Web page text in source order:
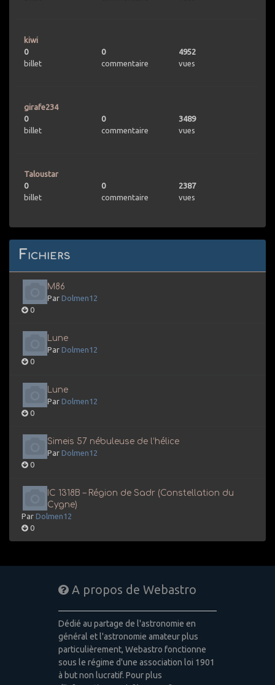
kiwi
0
billet
0
commentaire
4952
vues
girafe234
0
billet
0
commentaire
3489
vues
Taloustar
0
billet
0
commentaire
2387
vues
Fichiers
M86
Par Dolmen12
0
Lune
Par Dolmen12
0
Lune
Par Dolmen12
0
Simeis 57 nébuleuse de l’hélice
Par Dolmen12
0
IC 1318B – Région de Sadr (Constellation du
Cygne)
Par Dolmen12
0
A propos de Webastro
Dédié au partage de l'astronomie en
général et l'astronomie amateur plus
particulièrement, Webastro fonctionne
sous le régime d'une association loi 1901
à but non lucratif. Pour plus